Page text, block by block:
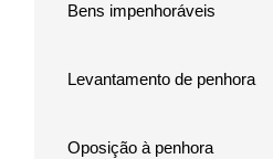
Bens impenhoráveis
Levantamento de penhora
Oposição à penhora